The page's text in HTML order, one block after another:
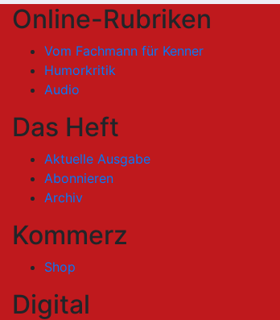
Online-Rubriken
Vom Fachmann für Kenner
Humorkritik
Audio
Das Heft
Aktuelle Ausgabe
Abonnieren
Archiv
Kommerz
Shop
Digital